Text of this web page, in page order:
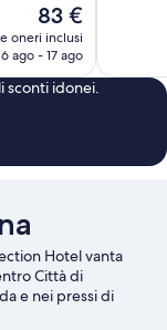
Il
prezzo
attuale
83 €
83 €
oneri inclusi
ago - 17 ago
sconti idonei.
Hotel vanta
Città di
e nei pressi di
e non solo: